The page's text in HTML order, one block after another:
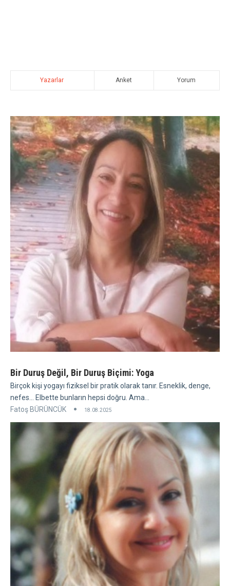
Yazarlar Anket Yorum
Bir Duruş Değil, Bir Duruş Biçimi: Yoga
Birçok kişi yogayı fiziksel bir pratik olarak tanır. Esneklik, denge,
nefes... Elbette bunların hepsi doğru. Ama...
Fatoş BÜRÜNCÜK
18.08.2025